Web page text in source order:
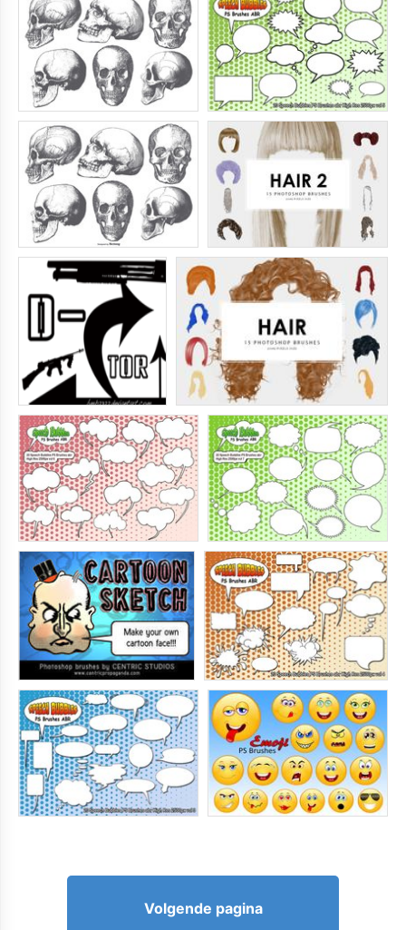
Volgende pagina